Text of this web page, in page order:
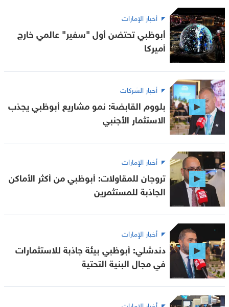
أخبار الإمارات
أبوظبي تحتضن أول "سفير" عالمي خارج
أميركا
أخبار الشركات
بلووم القابضة: نمو مشاريع أبوظبي يجذب
الاستثمار الأجنبي
أخبار الإمارات
تروجان للمقاولات: أبوظبي من أكثر الأماكن
الجاذبة للمستثمرين
أخبار الإمارات
دندشلي: أبوظبي بيئة جاذبة للاستثمارات
في مجال البنية التحتية